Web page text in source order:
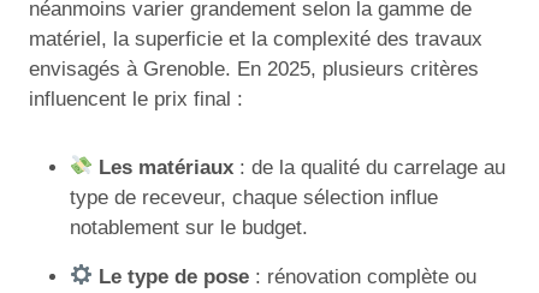
néanmoins varier grandement selon la gamme de
matériel, la superficie et la complexité des travaux
envisagés à Grenoble. En 2025, plusieurs critères
influencent le prix final :
Les matériaux : de la qualité du carrelage au
type de receveur, chaque sélection influe
notablement sur le budget.
Le type de pose : rénovation complète ou